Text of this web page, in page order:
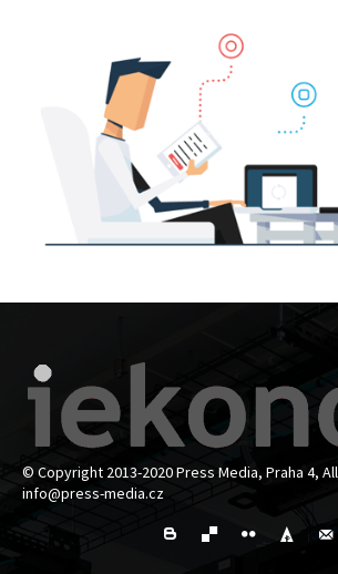
© Copyright 2013-2020 Press Media, Praha 4,
info@press-media.cz